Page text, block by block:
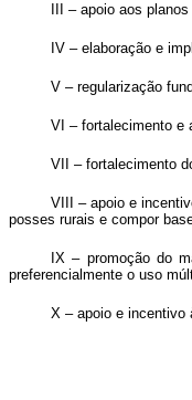
III – apoio aos
IV – elaboração e
V – regularização
VI – fortalecimento e
VII – fortalecimento
VIII – apoio e
posses rurais e compor
IX – promoção do
preferencialmente o uso
X – apoio e incentivo